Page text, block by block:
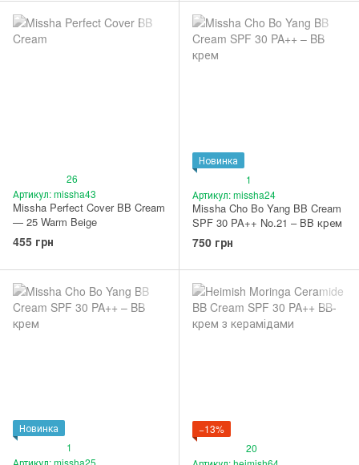
26
Артикул: missha43
Missha Perfect Cover BB Cream
— 25 Warm Beige
455 грн
Новинка
1
Артикул: missha24
Missha Cho Bo Yang BB Cream
SPF 30 PA++ No.21 – BB крем
750 грн
Новинка
1
−13%
20